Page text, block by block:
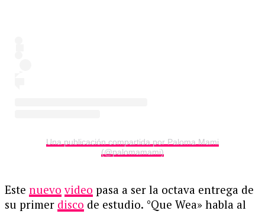
Una publicación compartida por Paloma Mami
(@palomamami)
Este nuevo video pasa a ser la octava entrega de
su primer disco de estudio. °Que Wea» habla al